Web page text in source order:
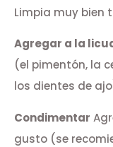
Limpia muy bien
Agregar a la
(el pimentón, la
los dientes de
Condimentar
gusto (se